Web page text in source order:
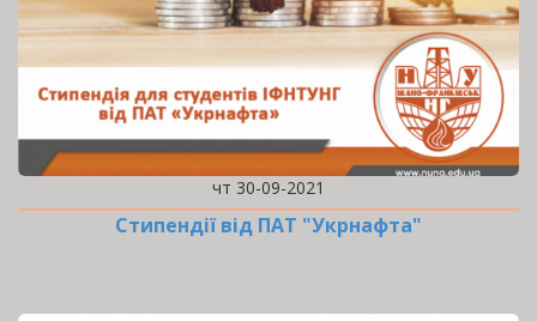
чт 30-09-2021
Стипендії від ПАТ "Укрнафта"